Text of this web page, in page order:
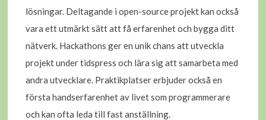
lösningar. Deltagande i open-source projekt kan också
vara ett utmärkt sätt att få erfarenhet och bygga ditt
nätverk. Hackathons ger en unik chans att utveckla
projekt under tidspress och lära sig att samarbeta med
andra utvecklare. Praktikplatser erbjuder också en
första handserfarenhet av livet som programmerare
och kan ofta leda till fast anställning.